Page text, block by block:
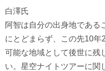
白澤氏
阿智は自分の出身地である
にとどまらず、この先10
可能な地域として後世に残
い。星空ナイトツアーに関